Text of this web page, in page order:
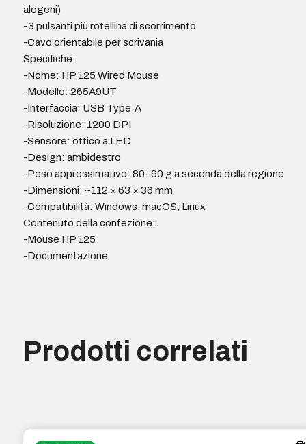
alogeni)
-3 pulsanti più rotellina di scorrimento
-Cavo orientabile per scrivania
Specifiche:
-Nome: HP 125 Wired Mouse
-Modello: 265A9UT
-Interfaccia: USB Type‑A
-Risoluzione: 1200 DPI
-Sensore: ottico a LED
-Design: ambidestro
-Peso approssimativo: 80–90 g a seconda della regione
-Dimensioni: ~112 × 63 × 36 mm
-Compatibilità: Windows, macOS, Linux
Contenuto della confezione:
-Mouse HP 125
-Documentazione
Prodotti correlati